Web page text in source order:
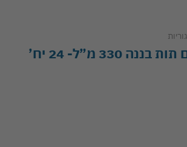
330 מ”ל- 24 יח’
330 מ"ל- 24 יח'